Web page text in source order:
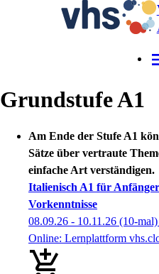
Grundstufe A1
Am Ende der Stufe A1
Sätze über vertraute
einfache Art verständigen.
Italienisch A1 für
Vorkenntnisse
08.09.26 - 10.11.26 (10-mal)
Online: Lernplattform